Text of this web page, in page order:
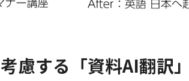
慮する「資料AI翻訳